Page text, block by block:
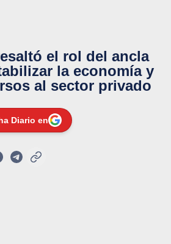
el rol del ancla
la economía y
al sector privado
Diario en